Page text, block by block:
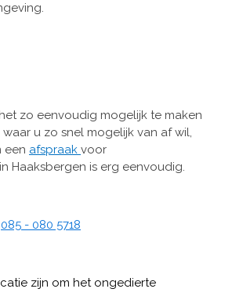
zo eenvoudig mogelijk te maken
u zo snel mogelijk van af wil,
een afspraak voor
Haaksbergen is erg eenvoudig.
085 - 080 5718
zijn om het ongedierte